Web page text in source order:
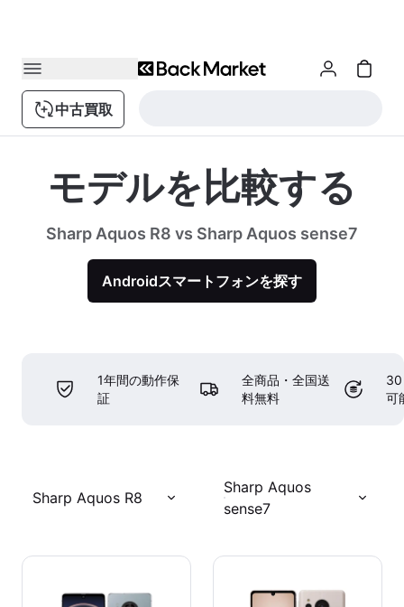
中古買取
モデルを比較する
Sharp Aquos R8 vs Sharp Aquos sense7
Androidスマートフォンを探す
1年間の動作保
証
全商品・全国送
料無料
30
可
Sharp Aquos R8
Sharp Aquos
sense7